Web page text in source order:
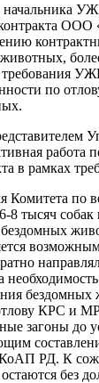
по
работа
в рамках
Комитета по
8 тысяч
КРС и
загоны до
КоАП РД. К
без